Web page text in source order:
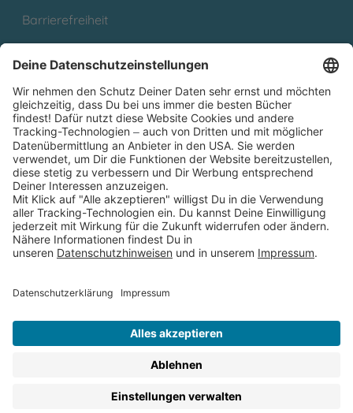
Barrierefreiheit
Partnerprogramm (Affiliate)
Folge uns auf
* Versandkostenfrei ab 9,00 € Bestellwert innerhalb
Deutschlands
** Lieferzeit 1-3 Werktage innerhalb Deutschlands
Thienemann-Esslinger Verlag GmbH, Blumenstraße 36, D-70182